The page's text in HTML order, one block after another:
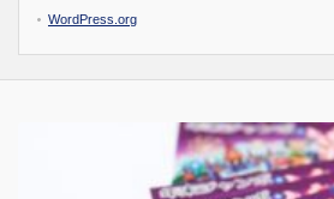
WordPress.org